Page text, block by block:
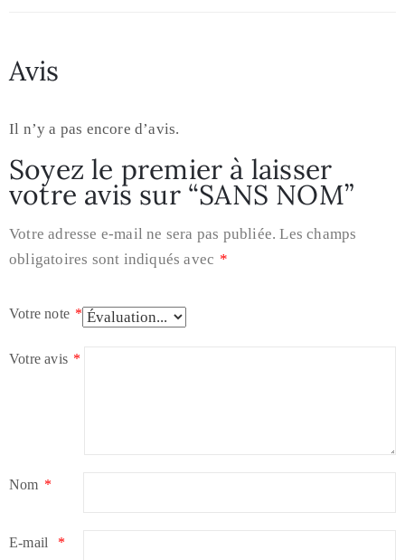
Avis
Il n’y a pas encore d’avis.
Soyez le premier à laisser
votre avis sur “SANS NOM”
Votre adresse e-mail ne sera pas publiée. Les champs
obligatoires sont indiqués avec *
Votre note *
Votre avis *
Nom *
E-mail *